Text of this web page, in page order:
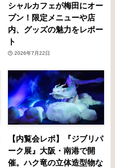
シャルカフェが梅田にオー
プン！限定メニューや店
内、グッズの魅力をレポー
ト
2026年7月22日
【内覧会レポ】『ジブリパ
ーク展』大阪・南港で開
催。ハク竜の立体造型物な